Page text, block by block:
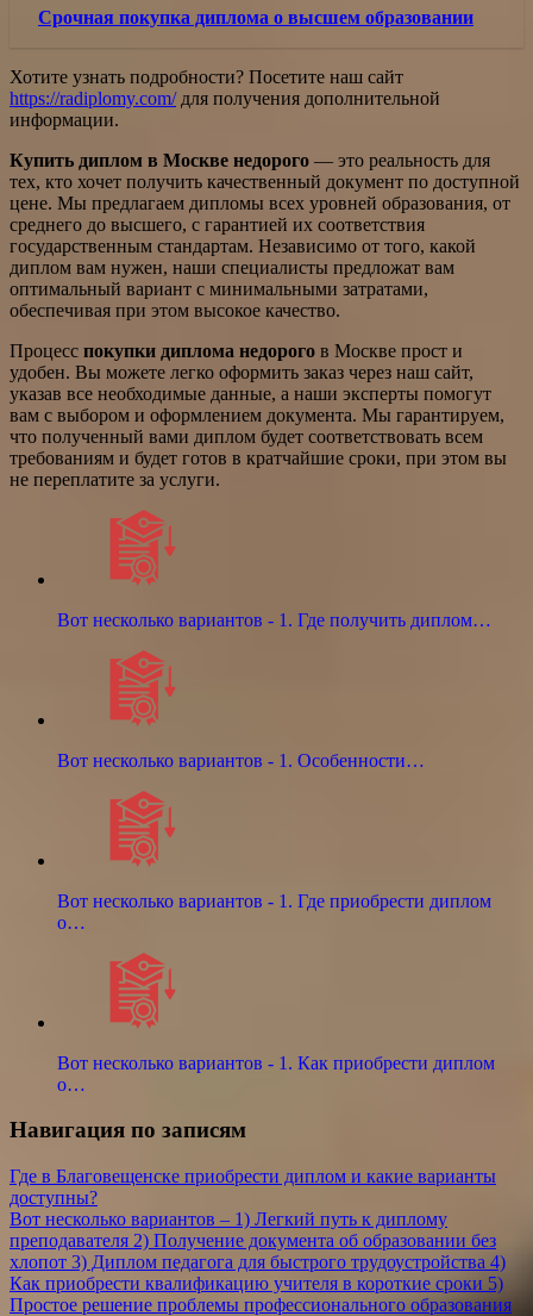
Срочная покупка диплома о высшем образовании
Хотите узнать подробности? Посетите наш сайт
https://radiplomy.com/для получения дополнительной
информации.
Купить диплом в Москве недорого — это реальность для
тех, кто хочет получить качественный документ по доступной
цене. Мы предлагаем дипломы всех уровней образования, от
среднего до высшего, с гарантией их соответствия
государственным стандартам. Независимо от того, какой
диплом вам нужен, наши специалисты предложат вам
оптимальный вариант с минимальными затратами,
обеспечивая при этом высокое качество.
Процесс покупки диплома недорого в Москве прост и
удобен. Вы можете легко оформить заказ через наш сайт,
указав все необходимые данные, а наши эксперты помогут
вам с выбором и оформлением документа. Мы гарантируем,
что полученный вами диплом будет соответствовать всем
требованиям и будет готов в кратчайшие сроки, при этом вы
не переплатите за услуги.
Вот несколько вариантов - 1. Где получить диплом…
Вот несколько вариантов - 1. Особенности…
Вот несколько вариантов - 1. Где приобрести диплом
о…
Вот несколько вариантов - 1. Как приобрести диплом
о…
Навигация по записям
Где в Благовещенске приобрести диплом и какие варианты
доступны?
Вот несколько вариантов – 1) Легкий путь к диплому
преподавателя 2) Получение документа об образовании без
хлопот 3) Диплом педагога для быстрого трудоустройства 4)
Как приобрести квалификацию учителя в короткие сроки 5)
Простое решение проблемы профессионального образования